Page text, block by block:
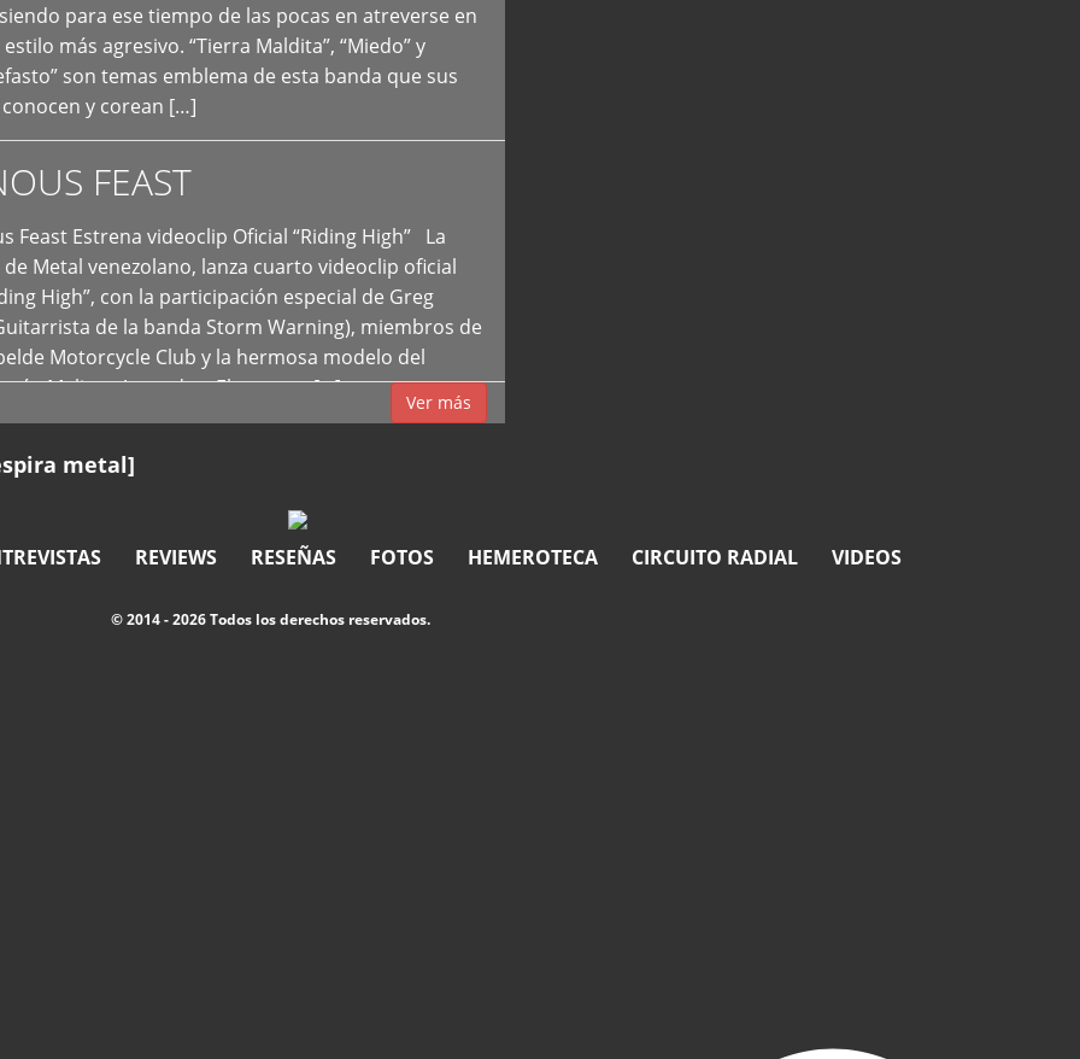
para ese tiempo de las pocas en atreverse en
más agresivo. “Tierra Maldita”, “Miedo” y
son temas emblema de esta banda que sus
y corean […]
FEAST
Feast Estrena videoclip Oficial “Riding High” La
Metal venezolano, lanza cuarto videoclip oficial
High”, con la participación especial de Greg
de la banda Storm Warning), miembros de
Motorcycle Club y la hermosa modelo del
Melissa Acevedo. El potente […]
Ver más
metal]
REVIEWS RESEÑAS FOTOS HEMEROTECA CIRCUITO RADIAL VIDEOS
© 2014 - 2026 Todos los derechos reservados.